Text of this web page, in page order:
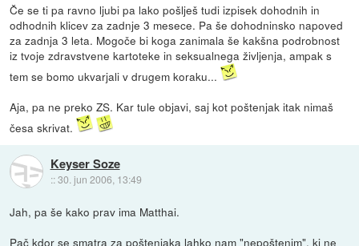
Če se ti pa ravno ljubi pa lako pošlješ tudi izpisek dohodnih in
odhodnih klicev za zadnje 3 mesece. Pa še dohodninsko napoved
za zadnja 3 leta. Mogoče bi koga zanimala še kakšna podrobnost
iz tvoje zdravstvene kartoteke in seksualnega življenja, ampak s
tem se bomo ukvarjali v drugem koraku...
Aja, pa ne preko ZS. Kar tule objavi, saj kot poštenjak itak nimaš
česa skrivat.
Keyser Soze
::30. jun 2006, 13:49
Jah, pa še kako prav ima Matthai.
Pač kdor se smatra za poštenjaka lahko nam "nepoštenim", ki ne